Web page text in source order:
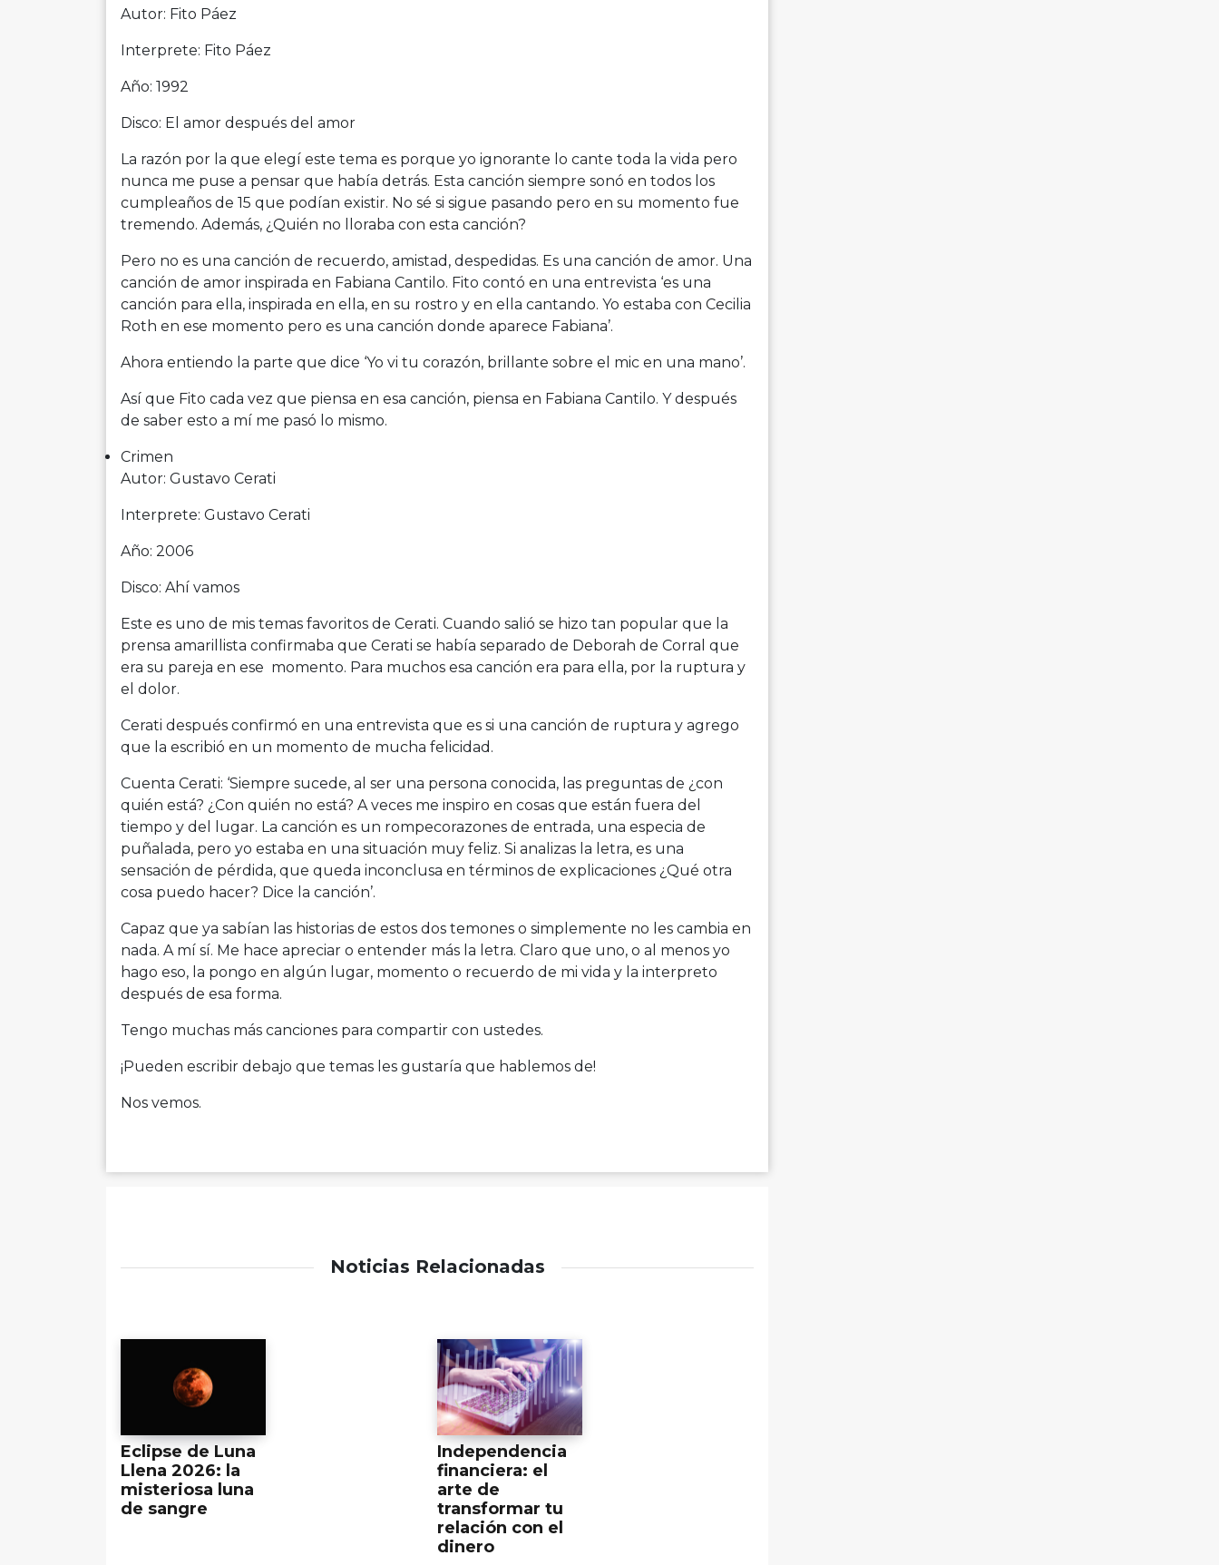
Autor: Fito Páez
Interprete: Fito Páez
Año: 1992
Disco: El amor después del amor
La razón por la que elegí este tema es porque yo ignorante lo cante toda la vida pero
nunca me puse a pensar que había detrás. Esta canción siempre sonó en todos los
cumpleaños de 15 que podían existir. No sé si sigue pasando pero en su momento fue
tremendo. Además, ¿Quién no lloraba con esta canción?
Pero no es una canción de recuerdo, amistad, despedidas. Es una canción de amor. Una
canción de amor inspirada en Fabiana Cantilo. Fito contó en una entrevista ‘es una
canción para ella, inspirada en ella, en su rostro y en ella cantando. Yo estaba con Cecilia
Roth en ese momento pero es una canción donde aparece Fabiana’.
Ahora entiendo la parte que dice ‘Yo vi tu corazón, brillante sobre el mic en una mano’.
Así que Fito cada vez que piensa en esa canción, piensa en Fabiana Cantilo. Y después
de saber esto a mí me pasó lo mismo.
Crimen
Autor: Gustavo Cerati
Interprete: Gustavo Cerati
Año: 2006
Disco: Ahí vamos
Este es uno de mis temas favoritos de Cerati. Cuando salió se hizo tan popular que la
prensa amarillista confirmaba que Cerati se había separado de Deborah de Corral que
era su pareja en ese momento. Para muchos esa canción era para ella, por la ruptura y
el dolor.
Cerati después confirmó en una entrevista que es si una canción de ruptura y agrego
que la escribió en un momento de mucha felicidad.
Cuenta Cerati: ‘Siempre sucede, al ser una persona conocida, las preguntas de ¿con
quién está? ¿Con quién no está? A veces me inspiro en cosas que están fuera del
tiempo y del lugar. La canción es un rompecorazones de entrada, una especia de
puñalada, pero yo estaba en una situación muy feliz. Si analizas la letra, es una
sensación de pérdida, que queda inconclusa en términos de explicaciones ¿Qué otra
cosa puedo hacer? Dice la canción’.
Capaz que ya sabían las historias de estos dos temones o simplemente no les cambia en
nada. A mí sí. Me hace apreciar o entender más la letra. Claro que uno, o al menos yo
hago eso, la pongo en algún lugar, momento o recuerdo de mi vida y la interpreto
después de esa forma.
Tengo muchas más canciones para compartir con ustedes.
¡Pueden escribir debajo que temas les gustaría que hablemos de!
Nos vemos.
Noticias Relacionadas
Eclipse de Luna
Llena 2026: la
misteriosa luna
de sangre
Independencia
financiera: el
arte de
transformar tu
relación con el
dinero